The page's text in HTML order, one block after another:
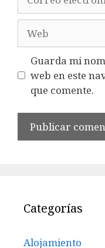
electrónico
Guarda mi
web en este
que comente.
Categorías
Alojamiento